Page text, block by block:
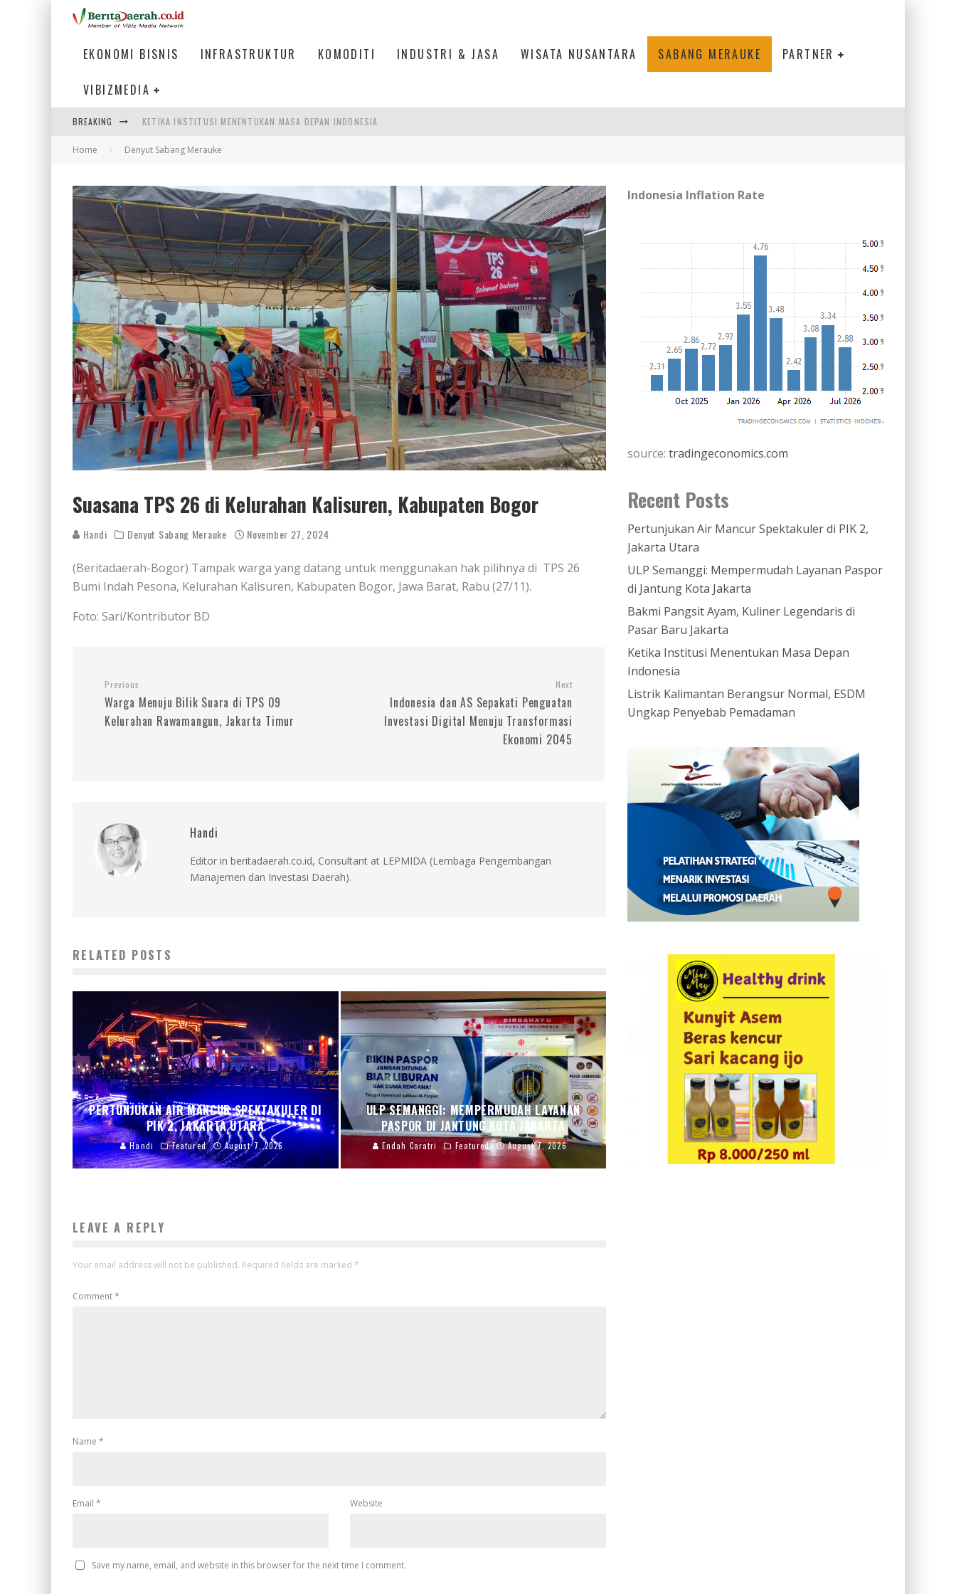
EKONOMI BISNIS INFRASTRUKTUR KOMODITI INDUSTRI & JASA WISATA NUSANTARA SABANG MERAUKE PARTNER
VIBIZMEDIA
BREAKING KETIKA INSTITUSI MENENTUKAN MASA DEPAN INDONESIA
PERTUNJUKAN AIR MANCUR SPEKTAKULER DI PIK 2, JAKARTA UTARA
BAKMI PANGSIT AYAM, KULINER LEGENDARIS DI PASAR BARU JAKARTA
Home Denyut Sabang Merauke
Suasana TPS 26 di Kelurahan Kalisuren, Kabupaten Bogor
Handi Denyut Sabang Merauke November 27, 2024
(Beritadaerah-Bogor) Tampak warga yang datang untuk menggunakan hak pilihnya di TPS 26
Bumi Indah Pesona, Kelurahan Kalisuren, Kabupaten Bogor, Jawa Barat, Rabu (27/11).
Foto: Sari/Kontributor BD
Previous
Warga Menuju Bilik Suara di TPS 09
Kelurahan Rawamangun, Jakarta Timur
Next
Indonesia dan AS Sepakati Penguatan
Investasi Digital Menuju Transformasi
Ekonomi 2045
Handi
Editor in beritadaerah.co.id, Consultant at LEPMIDA (Lembaga Pengembangan
Manajemen dan Investasi Daerah).
RELATED POSTS
PERTUNJUKAN AIR MANCUR SPEKTAKULER DI
PIK 2, JAKARTA UTARA
Handi Featured August 7, 2026
ULP SEMANGGI: MEMPERMUDAH LAYANAN
PASPOR DI JANTUNG KOTA JAKARTA
Endah Caratri Featured August 7, 2026
LEAVE A REPLY
Your email address will not be published. Required fields are marked *
Comment*
Name *
Email * Website
Save my name, email, and website in this browser for the next time I comment.
Indonesia Inflation Rate
source: tradingeconomics.com
Recent Posts
Pertunjukan Air Mancur Spektakuler di PIK 2,
Jakarta Utara
ULP Semanggi: Mempermudah Layanan Paspor
di Jantung Kota Jakarta
Bakmi Pangsit Ayam, Kuliner Legendaris di
Pasar Baru Jakarta
Ketika Institusi Menentukan Masa Depan
Indonesia
Listrik Kalimantan Berangsur Normal, ESDM
Ungkap Penyebab Pemadaman